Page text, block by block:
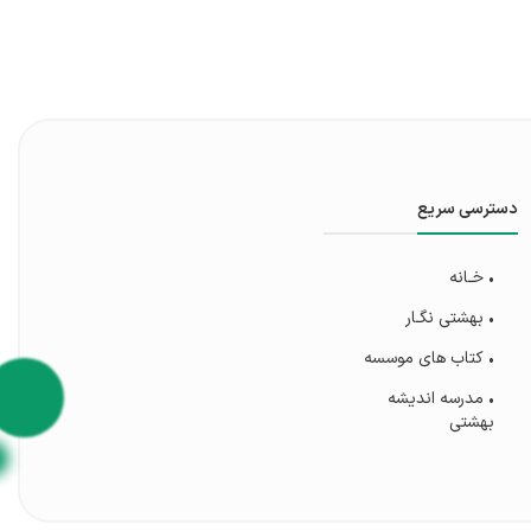
دسترسی سریع
• خـانه
• بهشتی‌ نگـار
• کتاب های موسسه
• مدرسه اندیشه
بهشتی